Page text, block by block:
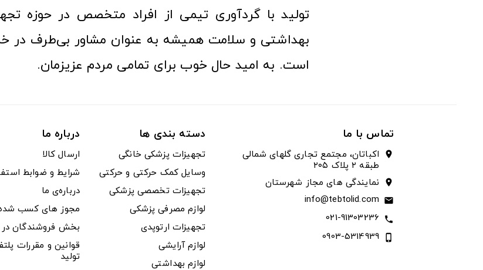
تولید با گردآوری تیمی از افراد متخصص در حوزه
بهداشتی و سلامت همیشه به عنوان مشاور بی‌طرف در
است. به امید حال خوب برای تمامی مردم عزیزمان.
تماس با ما
location_on
اکباتان، مجتمع تجاری گلهای شمالی
طبقه ۲ پلاک ۲۰۵
location_on نمایندگی های مجاز شهرستان
email
info@tebtolid.com
call
021-91303236
phone_iphone
0903-5314939
دسته بندی ها
تجهیزات پزشکی خانگی
وسایل کمک حرکتی و حرکتی
تجهیزات تخصصی پزشکی
لوازم مصرفی پزشکی
تجهیزات ارتوپدی
لوازم آرایشی
لوازم بهداشتی
درباره ما
ارسال کالا
شرایط و ضوابط
درباره‌ی ما
مجوز های کسب
بخش فروشندگان
قوانین و مقررات
تولید